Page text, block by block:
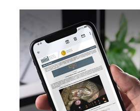
e
v
é
t
á
r
a
n
s
a
l
á
d
t
ö